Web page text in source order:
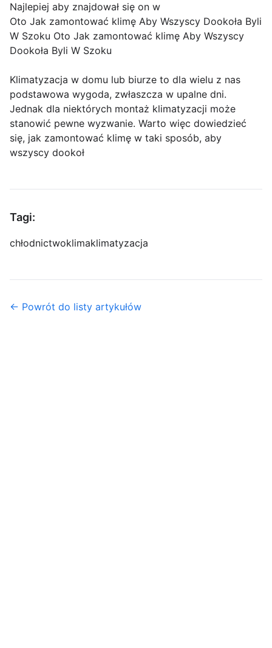
Najlepiej aby znajdował się on w
Oto Jak zamontować klimę Aby Wszyscy Dookoła Byli
W Szoku Oto Jak zamontować klimę Aby Wszyscy
Dookoła Byli W Szoku
Klimatyzacja w domu lub biurze to dla wielu z nas
podstawowa wygoda, zwłaszcza w upalne dni.
Jednak dla niektórych montaż klimatyzacji może
stanowić pewne wyzwanie. Warto więc dowiedzieć
się, jak zamontować klimę w taki sposób, aby
wszyscy dookoł
Tagi:
chłodnictwoklimaklimatyzacja
← Powrót do listy artykułów